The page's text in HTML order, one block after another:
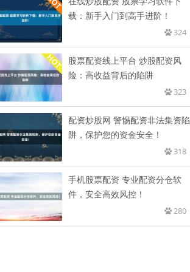
载：新手入门到高手进阶！
324
股票配资线上平台 炒股配资风
险：高收益背后的陷阱
323
配资炒股网 警惕配资非法集资陷
阱，保护您的资金安全！
318
手机股票配资 专业配资分仓软
件，安全高效风控！
280